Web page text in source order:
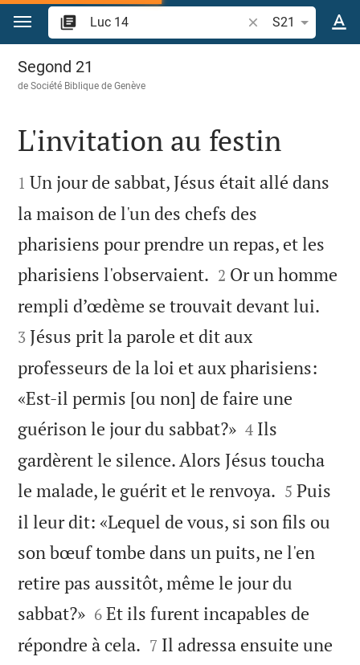
Aller vers contenu
Recherche d'un
S21
Luc 14
Segond 21
deSociété Biblique de Genève

L'invitation au festin

1 Un jour de sabbat, Jésus était allé dans
la maison de l'un des chefs des
pharisiens pour prendre un repas, et les
pharisiens l'observaient. 

2 Or un homme
rempli d’œdème se trouvait devant lui.
3 Jésus prit la parole et dit aux
professeurs de la loi et aux pharisiens:
«Est-il permis [ou non] de faire une
guérison le jour du sabbat?»
4 Ils
gardèrent le silence. Alors Jésus toucha
le malade, le guérit et le renvoya. 

5 Puis
il leur dit: «Lequel de vous, si son fils ou
son bœuf tombe dans un puits, ne l'en
retire pas aussitôt, même le jour du
sabbat?»
6 Et ils furent incapables de
répondre à cela. 

7 Il adressa ensuite une